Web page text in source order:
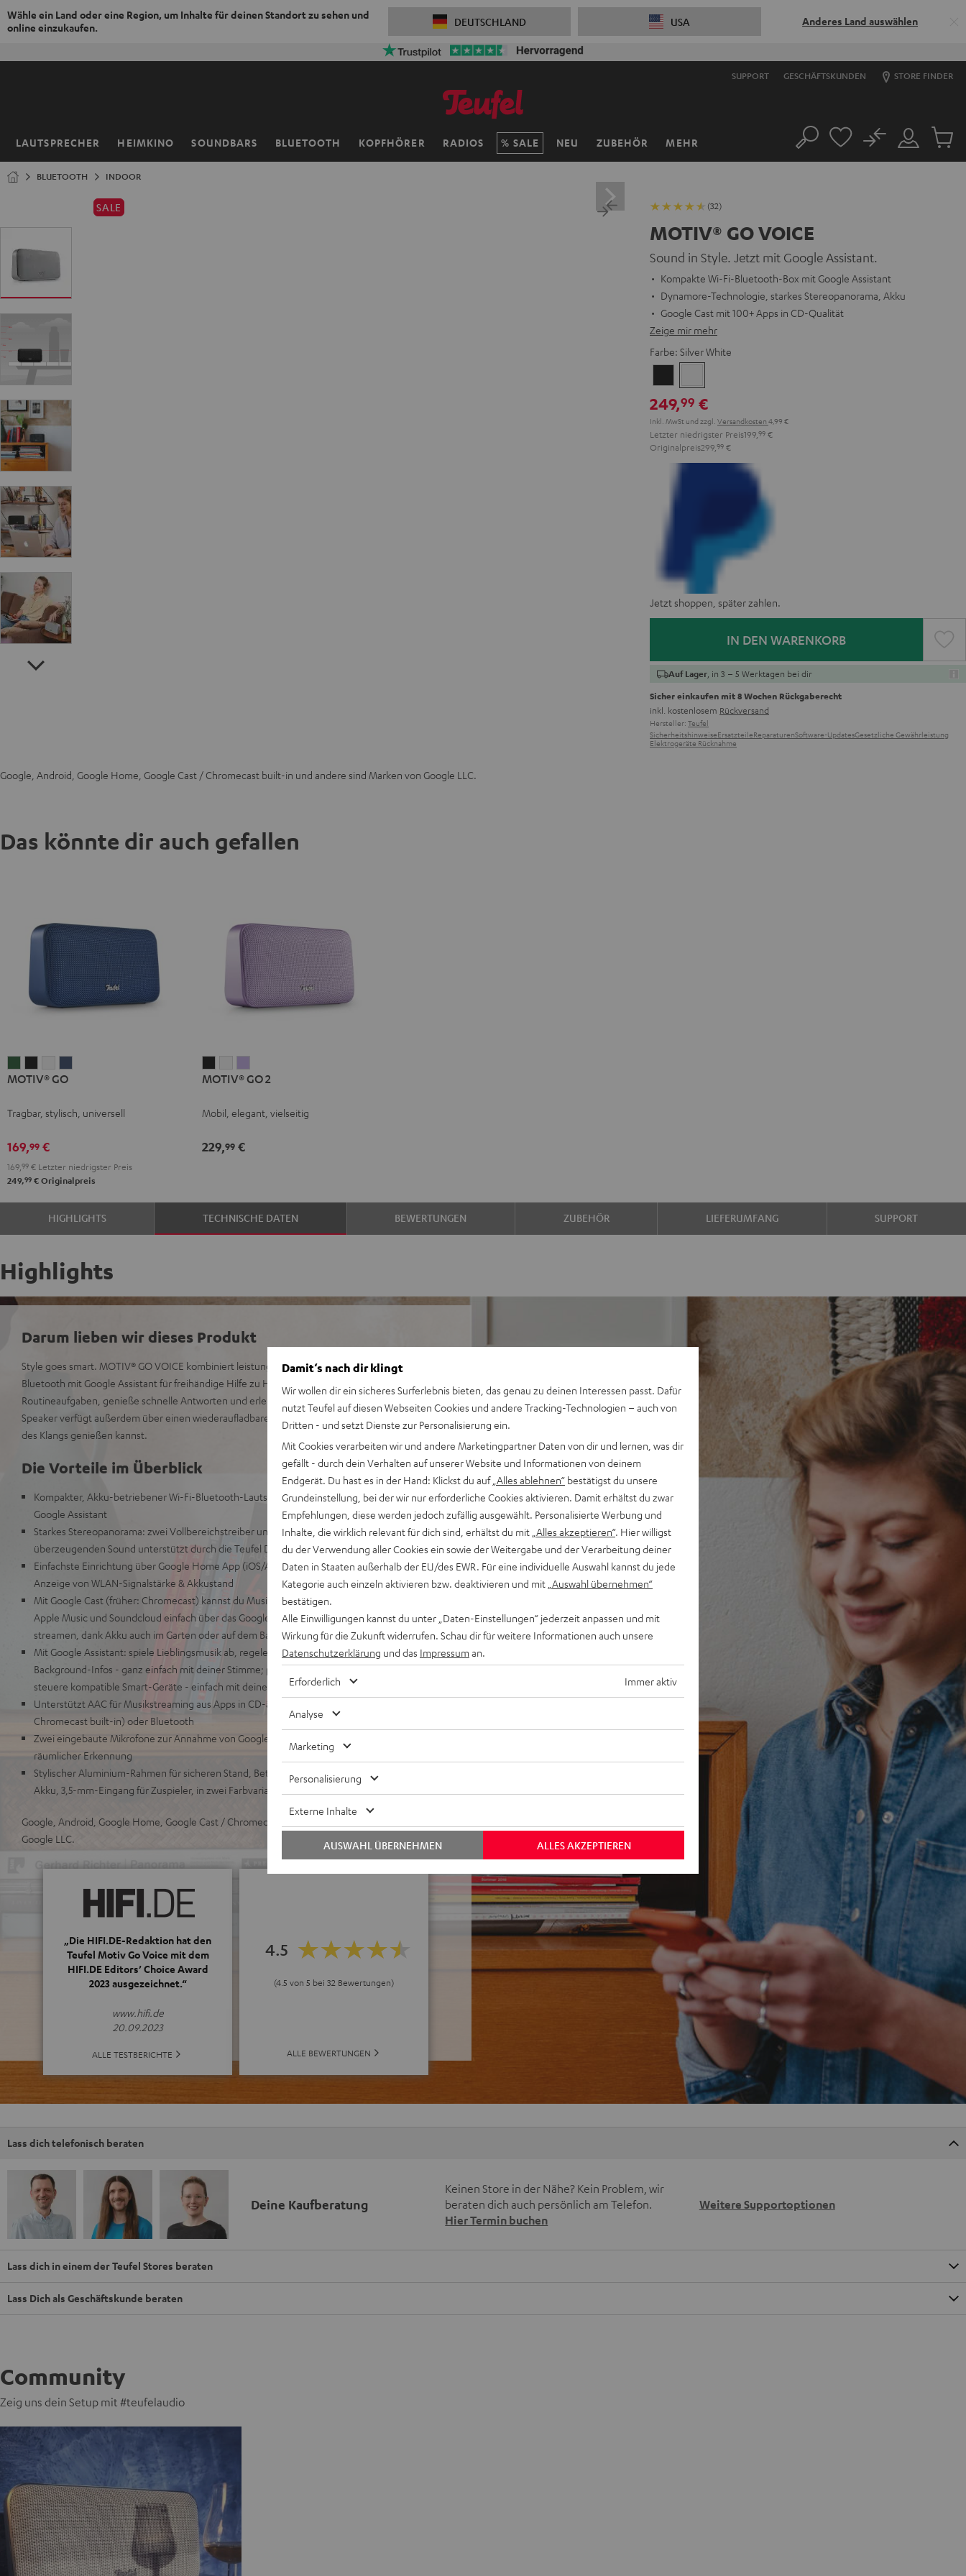
Wähle ein Land oder eine Region, um Inhalte für deinen Standort zu sehen und
online einzukaufen.
DEUTSCHLAND USA Anderes Land auswählen
SUPPORT GESCHÄFTSKUNDEN STORE FINDER
LAUTSPRECHER HEIMKINO SOUNDBARS BLUETOOTH KOPFHÖRER RADIOS SALE NEU ZUBEHÖR MEHR
Startseite Suche
Mein
Konto
No
Artikel
BLUETOOTH INDOOR
SALE (32)
MOTIV® GO VOICE
Sound in Style. Jetzt mit Google Assistant.
Kompakte Wi-Fi-Bluetooth-Box mit Google Assistant
Dynamore-Technologie, starkes Stereopanorama, Akku
Google Cast mit 100+ Apps in CD-Qualität
Zeige mir mehr
Farbe: Silver White
Black White
249,99 €
Inkl. MwSt und zzgl. Versandkosten 4,99 €
Letzter niedrigster Preis199, 99 €
Originalpreis299, 99 €
Jetzt shoppen, später zahlen.
IN DEN WARENKORB
Auf Lager , in 3 – 5 Werktagen bei dir
Sicher einkaufen mit 8 Wochen Rückgaberecht
inkl. kostenlosem Rückversand
Hersteller: Teufel
SicherheitshinweiseErsatzteileReparaturenSoftware-UpdatesGesetzliche Gewährleistung
Elektrogeräte Rücknahme
Google, Android, Google Home, Google Cast / Chromecast built-in und andere sind Marken von Google LLC.
Das könnte dir auch gefallen
GO
Green
GO
Black
GO
WhiteBlue
MOTIV® GO
Tragbar, stylisch, universell
169,99 €
169, 99 € Letzter niedrigster Preis
249,99 € Originalpreis
GO
Night
GO
Silver
GO
Soft
MOTIV® GO 2
Mobil, elegant, vielseitig
229,99€
HIGHLIGHTS TECHNISCHE DATEN BEWERTUNGEN ZUBEHÖR LIEFERUMFANG SUPPORT
Highlights
Darum lieben wir dieses Produkt
Style goes smart. MOTIV® GO VOICE kombiniert leistungsstarken Stereosound über Wi-Fi oder
Bluetooth mit Google Assistant für freihändige Hilfe zu Hause. Erledige tägliche
Routineaufgaben, genieße schnelle Antworten und erlebe noch mehr Musikvielfalt. Der portable
Speaker verfügt außerdem über einen wiederaufladbaren Akku, mit dem du die wahre Freiheit
des Klangs genießen kannst.
Die Vorteile im Überblick
Kompakter, Akku-betriebener Wi-Fi-Bluetooth-Lautsprecher mit Sprachsteuerung über
Google Assistant
Starkes Stereopanorama: zwei Vollbereichstreiber und zwei passive Bassmembranen bieten
überzeugenden Sound unterstützt durch die Teufel Dynamore® Technologie
Einfachste Einrichtung über Google Home App (iOS/Android®), direktes Bedienpanel mit LED-
Anzeige von WLAN-Signalstärke & Akkustand
Mit Google Cast (früher: Chromecast) kannst du Musik und Podcasts aus 100+ Apps wie Spotify,
Apple Music und Soundcloud einfach über das Google Cast-Symbol auf dem Smartgerät
streamen, dank Akku auch im Garten oder auf dem Balkon
Mit Google Assistant: spiele Lieblingsmusik ab, regele die Lautstärke und finde Song-
Background-Infos - ganz einfach mit deiner Stimme; plane deinen Tag, stelle Weckzeiten und
steuere kompatible Smart-Geräte - einfach mit deiner Stimme
Unterstützt AAC für Musikstreaming aus Apps in CD-ähnlicher Qualität via Google Cast (früher:
Chromecast built-in) oder Bluetooth
Zwei eingebaute Mikrofone zur Annahme von Google Assistant Sprachbefehlen mit guter
räumlicher Erkennung
Stylischer Aluminium-Rahmen für sicheren Stand, Betrieb über Netzteil oder Lithium-Ionen-
Akku, 3,5-mm-Eingang für Zuspieler, in zwei Farbvarianten
Google, Android, Google Home, Google Cast / Chromecast built-in und andere sind Marken von
Google LLC.
„Die HIFI.DE-Redaktion hat den
Teufel Motiv Go Voice mit dem
HIFI.DE Editors’ Choice Award
2023 ausgezeichnet.“
www.hifi.de
20.09.2023
ALLE TESTBERICHTE
4.5
(4.5 von 5 bei 32 Bewertungen)
ALLE BEWERTUNGEN
Lass dich telefonisch beraten
Deine Kaufberatung
Keinen Store in der Nähe? Kein Problem, wir
beraten dich auch persönlich am Telefon.
Hier Termin buchen
Weitere Supportoptionen
Lass dich in einem der Teufel Stores beraten
Lass Dich als Geschäftskunde beraten
Community
Zeig uns dein Setup mit #teufelaudio
Damit‘s nach dir klingt
Wir wollen dir ein sicheres Surferlebnis bieten, das genau zu deinen Interessen passt. Dafür
nutzt Teufel auf diesen Webseiten Cookies und andere Tracking-Technologien – auch von
Dritten - und setzt Dienste zur Personalisierung ein.
Mit Cookies verarbeiten wir und andere Marketingpartner Daten von dir und lernen, was dir
gefällt - durch dein Verhalten auf unserer Website und Informationen von deinem
Endgerät. Du hast es in der Hand: Klickst du auf „Alles ablehnen“ bestätigst du unsere
Grundeinstellung, bei der wir nur erforderliche Cookies aktivieren. Damit erhältst du zwar
Empfehlungen, diese werden jedoch zufällig ausgewählt. Personalisierte Werbung und
Inhalte, die wirklich relevant für dich sind, erhältst du mit „Alles akzeptieren“. Hier willigst
du der Verwendung aller Cookies ein sowie der Weitergabe und der Verarbeitung deiner
Daten in Staaten außerhalb der EU/des EWR. Für eine individuelle Auswahl kannst du jede
Kategorie auch einzeln aktivieren bzw. deaktivieren und mit „Auswahl übernehmen“
bestätigen.
Alle Einwilligungen kannst du unter „Daten-Einstellungen“ jederzeit anpassen und mit
Wirkung für die Zukunft widerrufen. Schau dir für weitere Informationen auch unsere
Datenschutzerklärung und das Impressum an.
Erforderlich Immer aktiv
Analyse
Marketing
Personalisierung
Externe Inhalte
ALLES AKZEPTIEREN
AUSWAHL ÜBERNEHMEN